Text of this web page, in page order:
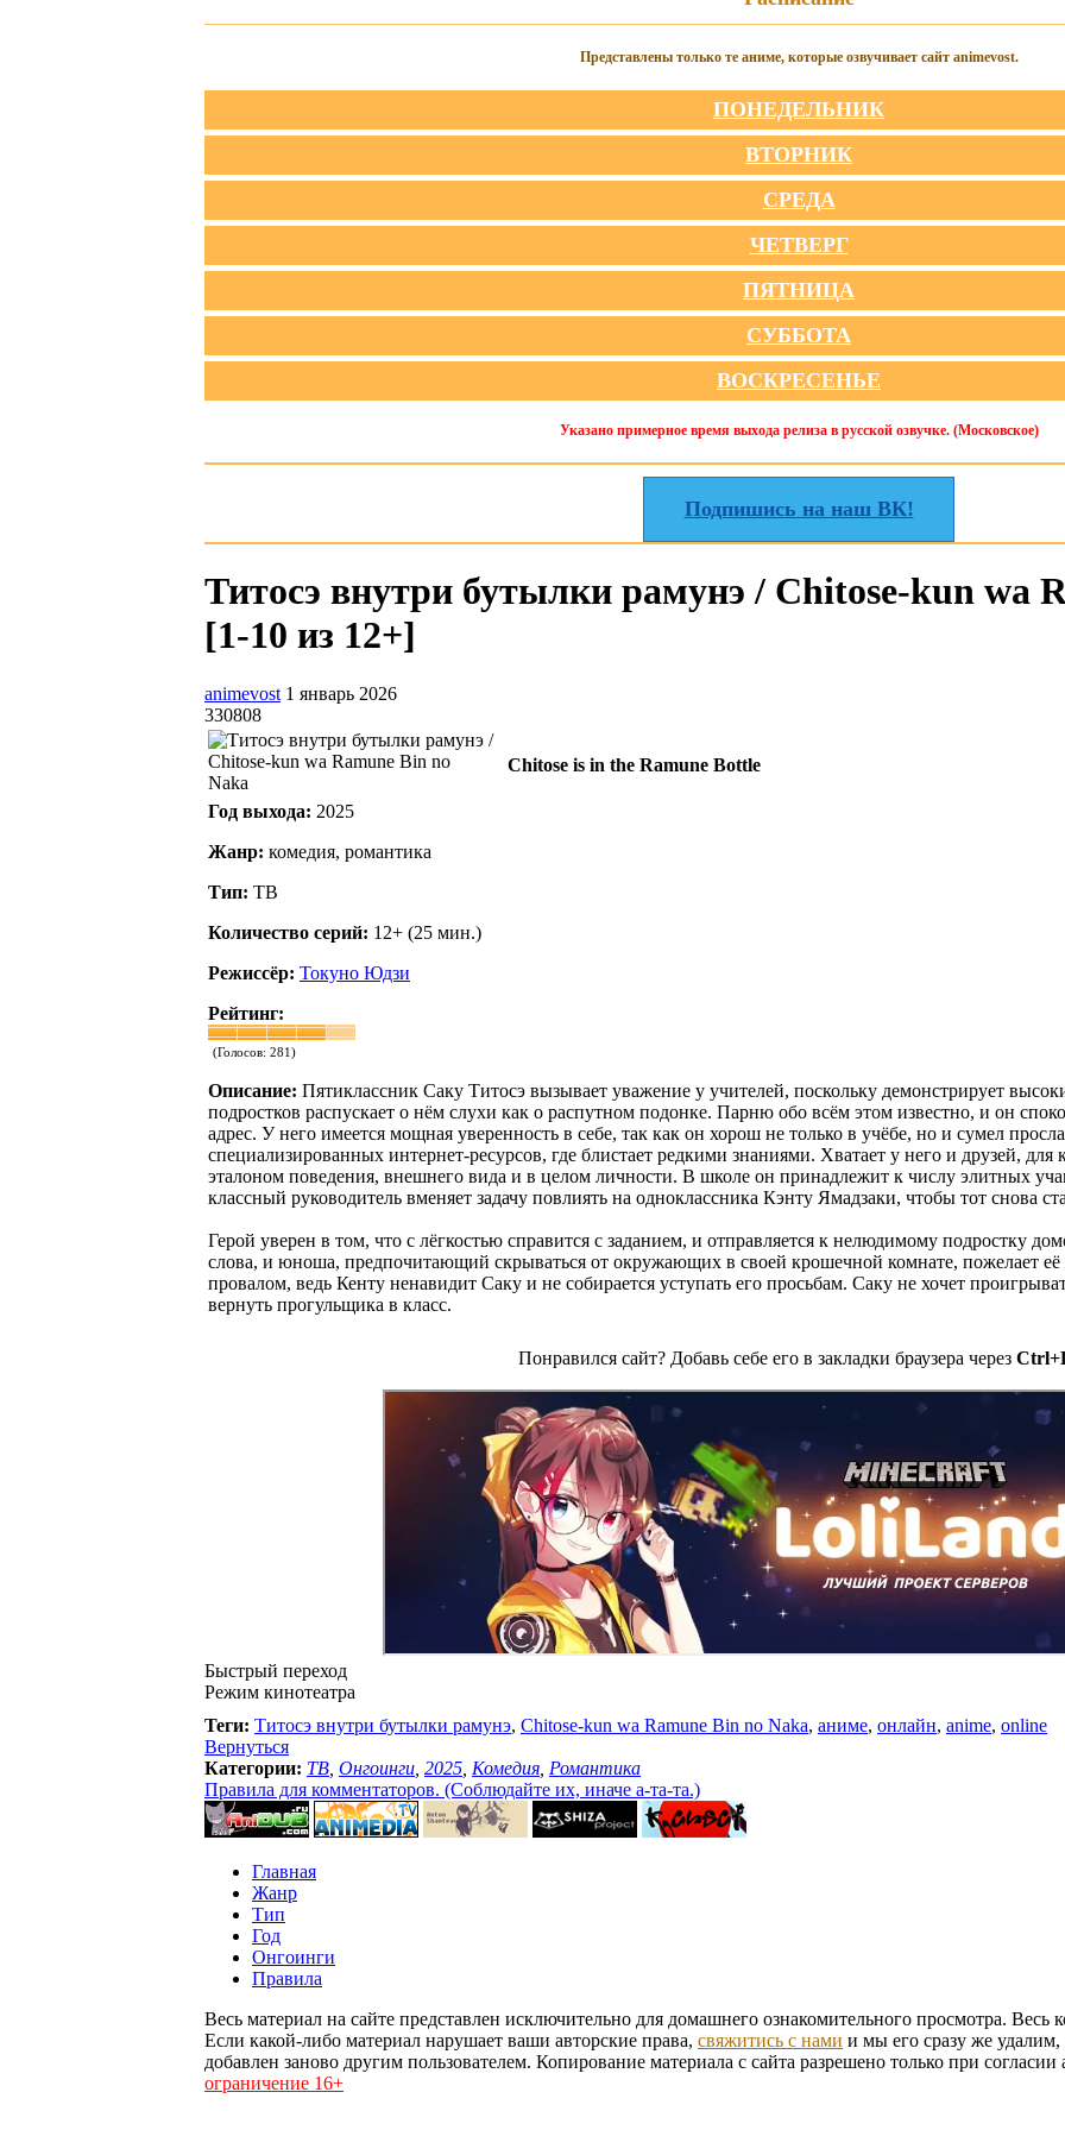
Представлены только те аниме, которые озвучивает сайт animevost.
ПОНЕДЕЛЬНИК
ВТОРНИК
СРЕДА
ЧЕТВЕРГ
ПЯТНИЦА
СУББОТА
ВОСКРЕСЕНЬЕ
Указано примерное время выхода релиза в русской озвучке. (Московское)
Подпишись на наш ВК!
Титосэ внутри бутылки рамунэ / Chitose-kun wa
[1-10 из 12+]
animevost 1 январь 2026
330808
Chitose is in the Ramune Bottle
Год выхода: 2025
Жанр: комедия, романтика
Тип: ТВ
Количество серий: 12+ (25 мин.)
Режиссёр: Токуно Юдзи
Рейтинг:
(Голосов: 281)
Описание: Пятиклассник Саку Титосэ вызывает уважение у учителей, поскольку демонстрирует
подростков распускает о нём слухи как о распутном подонке. Парню обо всём этом известно, и он
адрес. У него имеется мощная уверенность в себе, так как он хорош не только в учёбе, но и сумел
специализированных интернет-ресурсов, где блистает редкими знаниями. Хватает у него и друзей, для
эталоном поведения, внешнего вида и в целом личности. В школе он принадлежит к числу элитных
классный руководитель вменяет задачу повлиять на одноклассника Кэнту Ямадзаки, чтобы тот снова
Герой уверен в том, что с лёгкостью справится с заданием, и отправляется к нелюдимому подростку
слова, и юноша, предпочитающий скрываться от окружающих в своей крошечной комнате, пожелает её
провалом, ведь Кенту ненавидит Саку и не собирается уступать его просьбам. Саку не хочет
вернуть прогульщика в класс.
Понравился сайт? Добавь себе его в закладки браузера через
Быстрый переход
Режим кинотеатра
Теги: Титосэ внутри бутылки рамунэ, Chitose-kun wa Ramune Bin no Naka, аниме, онлайн, anime, online
Вернуться
Категории: ТВ Онгоинги 2025 Комедия Романтика
Правила для комментаторов. (Соблюдайте их, иначе а-та-та.)
Главная
Жанр
Тип
Год
Онгоинги
Правила
Весь материал на сайте представлен исключительно для домашнего ознакомительного просмотра. Весь
Если какой-либо материал нарушает ваши авторские права, свяжитись с нами и мы его сразу же
добавлен заново другим пользователем. Копирование материала с сайта разрешено только при
ограничение 16+